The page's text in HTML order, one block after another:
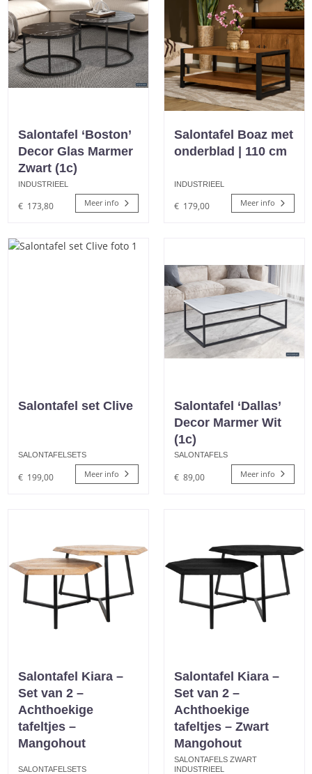
Salontafel ‘Boston’
Decor Glas Marmer
Zwart (1c)
INDUSTRIEEL
€ 173,80 Meer info
Salontafel Boaz met
onderblad | 110 cm
INDUSTRIEEL
€ 179,00 Meer info
Salontafel set Clive
SALONTAFELSETS
€ 199,00 Meer info
Salontafel ‘Dallas’
Decor Marmer Wit
(1c)
SALONTAFELS
€ 89,00 Meer info
Salontafel Kiara –
Set van 2 –
Achthoekige
tafeltjes –
Mangohout
SALONTAFELSETS
Salontafel Kiara –
Set van 2 –
Achthoekige
tafeltjes – Zwart
Mangohout
SALONTAFELS ZWART
INDUSTRIEEL